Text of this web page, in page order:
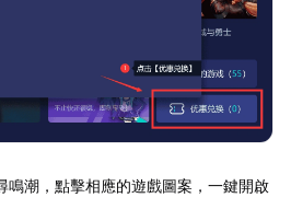
鳴潮，點擊相應的遊戲圖案，一鍵開啟